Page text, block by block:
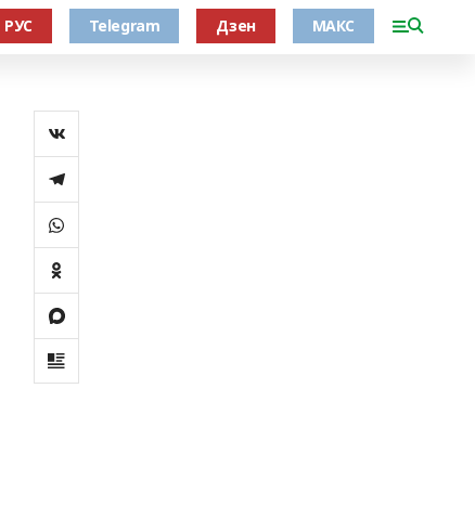
РУС Telegram Дзен МАКС